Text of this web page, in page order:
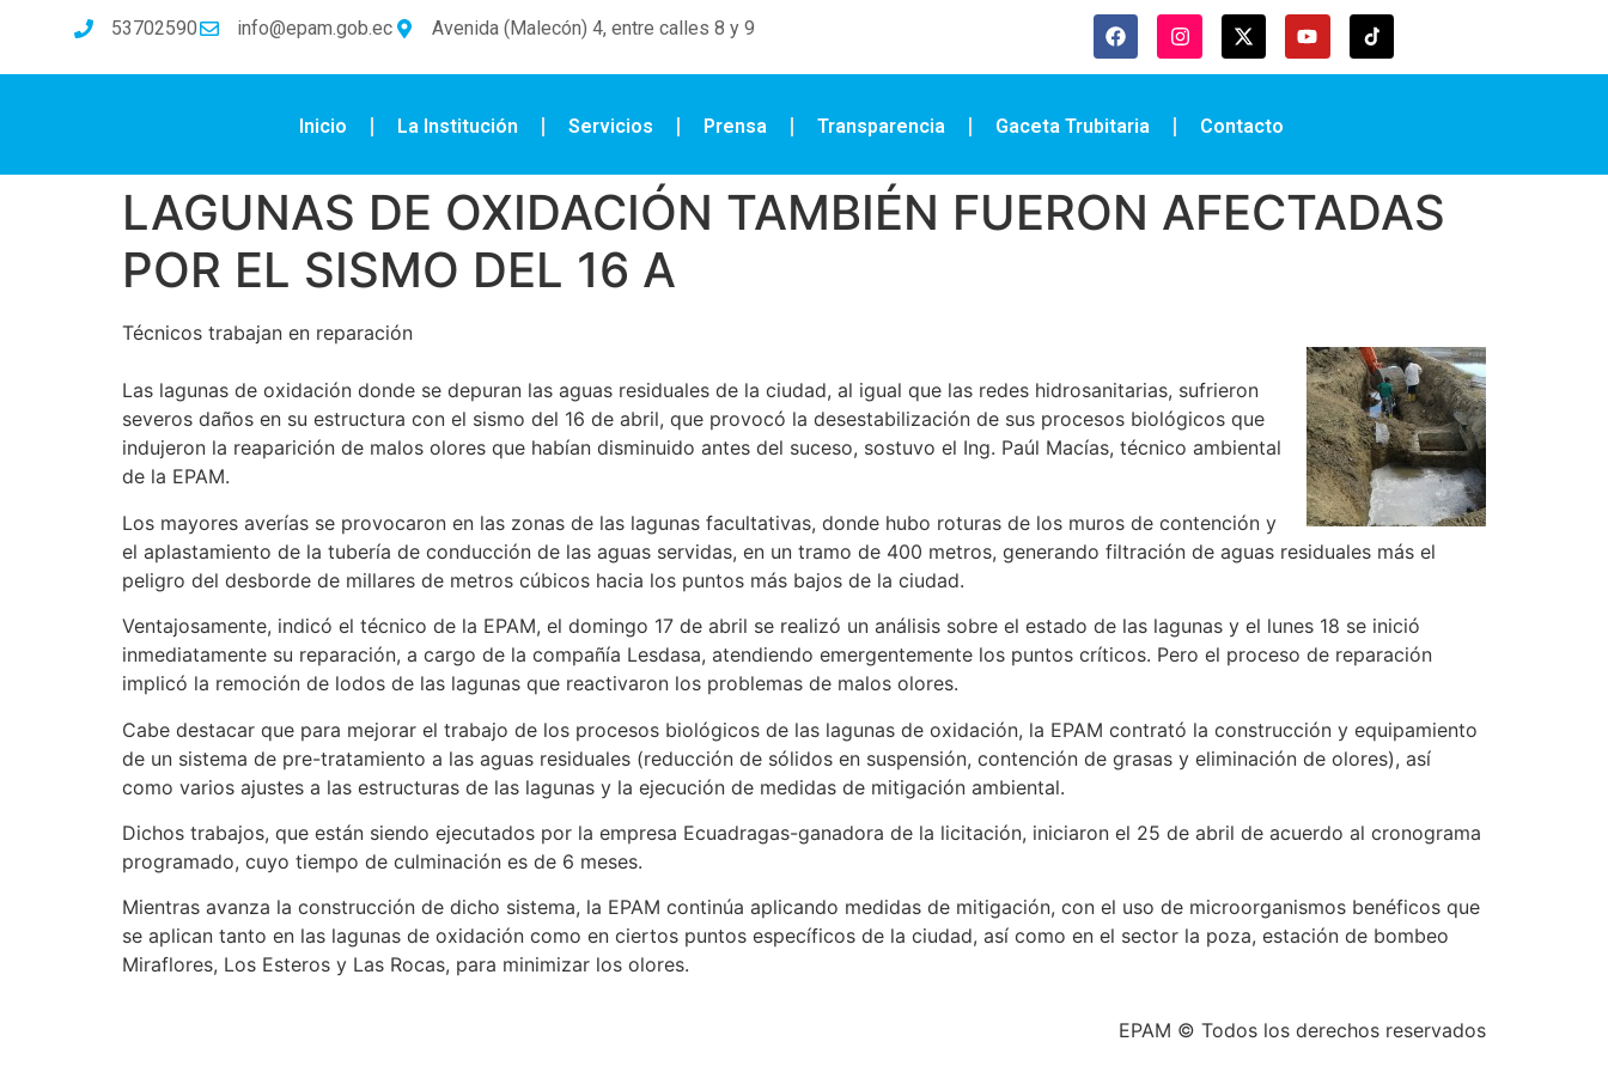
53702590 info@epam.gob.ec Avenida (Malecón) 4, entre calles 8 y 9
Inicio La Institución Servicios Prensa Transparencia Gaceta Trubitaria Contacto
LAGUNAS DE OXIDACIÓN TAMBIÉN FUERON AFECTADAS
POR EL SISMO DEL 16 A
Técnicos trabajan en reparación
Las lagunas de oxidación donde se depuran las aguas residuales de la ciudad, al igual que las redes hidrosanitarias, sufrieron
severos daños en su estructura con el sismo del 16 de abril, que provocó la desestabilización de sus procesos biológicos que
indujeron la reaparición de malos olores que habían disminuido antes del suceso, sostuvo el Ing. Paúl Macías, técnico ambiental
de la EPAM.
Los mayores averías se provocaron en las zonas de las lagunas facultativas, donde hubo roturas de los muros de contención y
el aplastamiento de la tubería de conducción de las aguas servidas, en un tramo de 400 metros, generando filtración de aguas residuales más el
peligro del desborde de millares de metros cúbicos hacia los puntos más bajos de la ciudad.
Ventajosamente, indicó el técnico de la EPAM, el domingo 17 de abril se realizó un análisis sobre el estado de las lagunas y el lunes 18 se inició
inmediatamente su reparación, a cargo de la compañía Lesdasa, atendiendo emergentemente los puntos críticos. Pero el proceso de reparación
implicó la remoción de lodos de las lagunas que reactivaron los problemas de malos olores.
Cabe destacar que para mejorar el trabajo de los procesos biológicos de las lagunas de oxidación, la EPAM contrató la construcción y equipamiento
de un sistema de pre-tratamiento a las aguas residuales (reducción de sólidos en suspensión, contención de grasas y eliminación de olores), así
como varios ajustes a las estructuras de las lagunas y la ejecución de medidas de mitigación ambiental.
Dichos trabajos, que están siendo ejecutados por la empresa Ecuadragas-ganadora de la licitación, iniciaron el 25 de abril de acuerdo al cronograma
programado, cuyo tiempo de culminación es de 6 meses.
Mientras avanza la construcción de dicho sistema, la EPAM continúa aplicando medidas de mitigación, con el uso de microorganismos benéficos que
se aplican tanto en las lagunas de oxidación como en ciertos puntos específicos de la ciudad, así como en el sector la poza, estación de bombeo
Miraflores, Los Esteros y Las Rocas, para minimizar los olores.
EPAM © Todos los derechos reservados